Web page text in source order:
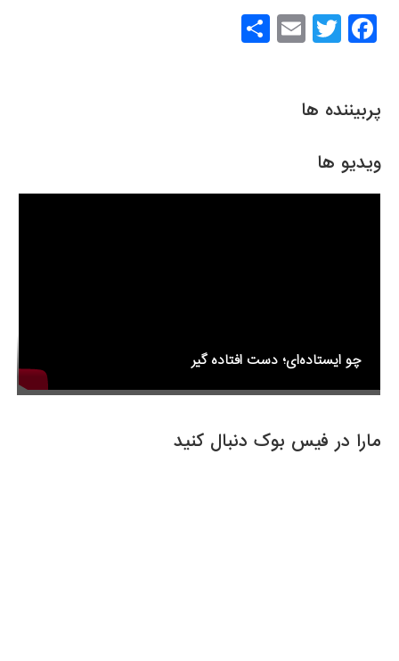
پربیننده ها
ویدیو ها
چو ایستاده‌ای؛ دست افتاده گیر
مارا در فیس بوک دنبال کنید
F
a
e
o
o
T
wi
er
E
m